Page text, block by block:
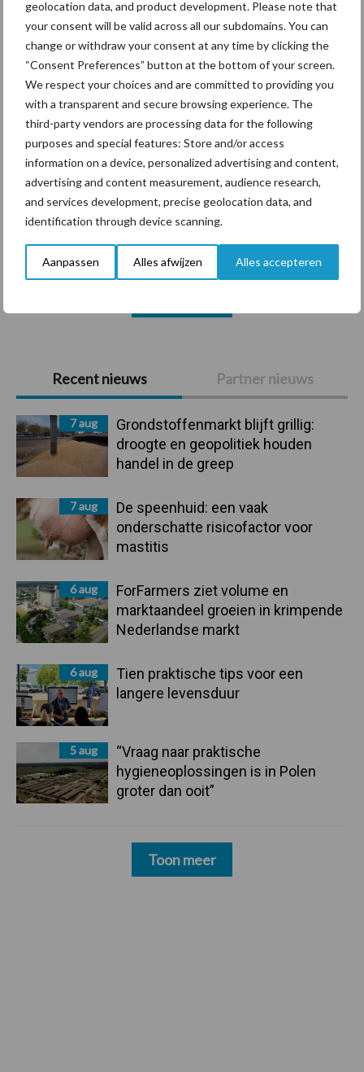
geolocation data, and product development. Please note that
your consent will be valid across all our subdomains. You can
change or withdraw your consent at any time by clicking the
“Consent Preferences” button at the bottom of your screen.
We respect your choices and are committed to providing you
with a transparent and secure browsing experience. The
third-party vendors are processing data for the following
purposes and special features: Store and/or access
information on a device, personalized advertising and content,
advertising and content measurement, audience research,
and services development, precise geolocation data, and
identification through device scanning.
Aanpassen Alles afwijzen Alles accepteren
Primaire
Sidebar
Recent nieuws Partner nieuws
7 aug
Grondstoffenmarkt blijft grillig:
droogte en geopolitiek houden
handel in de greep
7 aug
De speenhuid: een vaak
onderschatte risicofactor voor
mastitis
6 aug
ForFarmers ziet volume en
marktaandeel groeien in krimpende
Nederlandse markt
6 aug
Tien praktische tips voor een
langere levensduur
5 aug
“Vraag naar praktische
hygieneoplossingen is in Polen
groter dan ooit”
Toon meer
Themapagina's
Diergezondheid Bemesting Fokkerij
Bedrijfsnieuws
Ligbox &
Voerhekken